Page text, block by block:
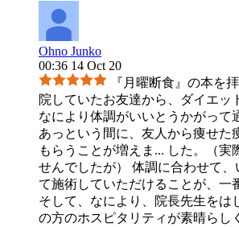
Ohno Junko
00:36 14 Oct 20
『月曜断食』の本を
院していたお友達から、ダイエッ
なにより体調がいいとうかがって
あっという間に、友人から痩せた
もらうことが増えま ... した。（実
せんでしたが） 体調に合わせて
て施術していただけることが、一
そして、なにより、院長先生をは
の方のホスピタリティが素晴らし